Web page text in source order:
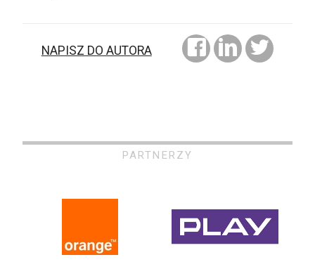
NAPISZ DO AUTORA
PARTNERZY